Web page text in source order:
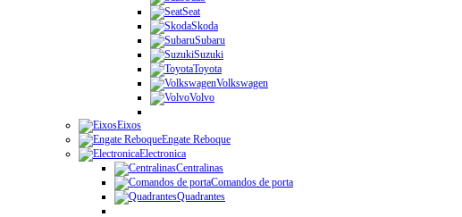
Seat
Skoda
Subaru
Suzuki
Toyota
Volkswagen
Volvo
Eixos
Engate Reboque
Electronica
Centralinas
Comandos de porta
Quadrantes